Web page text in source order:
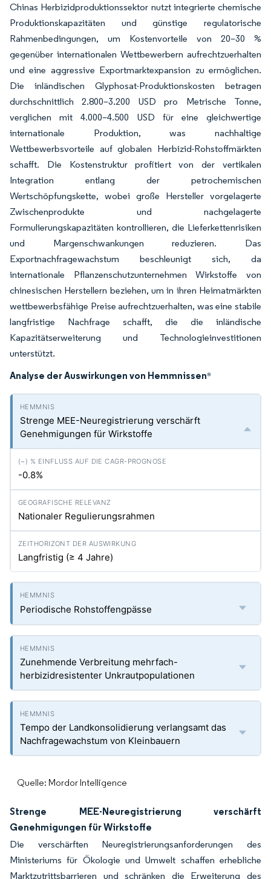
Chinas Herbizidproduktionssektor nutzt integrierte chemische
Produktionskapazitäten und günstige regulatorische
Rahmenbedingungen, um Kostenvorteile von 20–30 %
gegenüber internationalen Wettbewerbern aufrechtzuerhalten
und eine aggressive Exportmarktexpansion zu ermöglichen.
Die inländischen Glyphosat-Produktionskosten betragen
durchschnittlich 2.800–3.200 USD pro Metrische Tonne,
verglichen mit 4.000–4.500 USD für eine gleichwertige
internationale Produktion, was nachhaltige
Wettbewerbsvorteile auf globalen Herbizid-Rohstoffmärkten
schafft. Die Kostenstruktur profitiert von der vertikalen
Integration entlang der petrochemischen
Wertschöpfungskette, wobei große Hersteller vorgelagerte
Zwischenprodukte und nachgelagerte
Formulierungskapazitäten kontrollieren, die Lieferkettenrisiken
und Margenschwankungen reduzieren. Das
Exportnachfragewachstum beschleunigt sich, da
internationale Pflanzenschutzunternehmen Wirkstoffe von
chinesischen Herstellern beziehen, um in ihren Heimatmärkten
wettbewerbsfähige Preise aufrechtzuerhalten, was eine stabile
langfristige Nachfrage schafft, die die inländische
Kapazitätserweiterung und Technologieinvestitionen
unterstützt.
Analyse der Auswirkungen von Hemmnissen*
Strenge MEE-Neuregistrierung verschärft
Genehmigungen für Wirkstoffe
-0.8%
Nationaler Regulierungsrahmen
Langfristig (≥ 4 Jahre)
Periodische Rohstoffengpässe
Zunehmende Verbreitung mehrfach-
herbizidresistenter Unkrautpopulationen
Tempo der Landkonsolidierung verlangsamt das
Nachfragewachstum von Kleinbauern
Quelle: Mordor Intelligence
Strenge MEE-Neuregistrierung verschärft
Genehmigungen für Wirkstoffe
Die verschärften Neuregistrierungsanforderungen des
Ministeriums für Ökologie und Umwelt schaffen erhebliche
Marktzutrittsbarrieren und schränken die Erweiterung des